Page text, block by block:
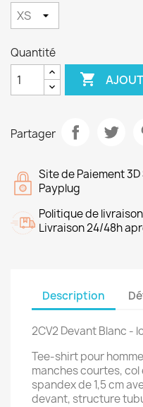
Quantité

Partager
Site de Paiement
Payplug
Politique de livraison
Livraison 24/48h
Description
2CV2 Devant Blanc -
Tee-shirt pour
manches courtes,
spandex de 1,5 cm
devant, structure